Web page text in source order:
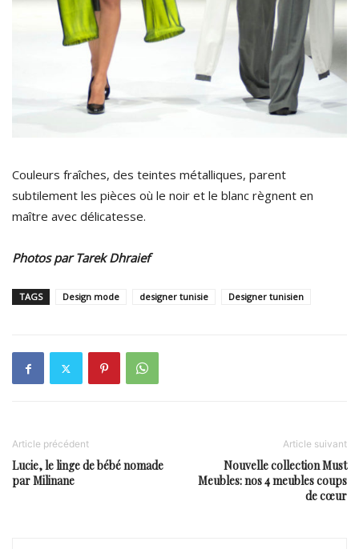
Couleurs fraîches, des teintes métalliques, parent
subtilement les pièces où le noir et le blanc règnent en
maître avec délicatesse.
Photos par Tarek Dhraief
TAGS Design mode designer tunisie Designer tunisien
Article précédent
Lucie, le linge de bébé nomade
par Milinane
Article suivant
Nouvelle collection Must
Meubles: nos 4 meubles coups
de cœur